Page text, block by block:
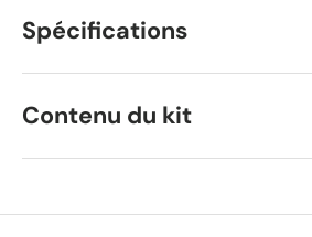
Spécifications
Contenu du kit